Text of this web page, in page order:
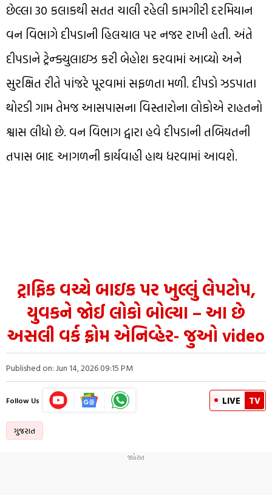
છેલ્લા 30 કલાકથી સતત ચાલી રહેલી કામગીરી દરમિયાન
વન વિભાગે દીપડાની હિલચાલ પર નજર રાખી હતી. અંતે
દીપડાને ટ્રેન્ક્યુલાઇઝ કરી બેહોશ કરવામાં આવ્યો અને
સુરક્ષિત રીતે પાંજરે પૂરવામાં સફળતા મળી. દીપડો ઝડપાતા
થોરડી ગામ તેમજ આસપાસના વિસ્તારોના લોકોએ રાહતનો
શ્વાસ લીધો છે. વન વિભાગ દ્વારા હવે દીપડાની તબિયતની
તપાસ બાદ આગળની કાર્યવાહી હાથ ધરવામાં આવશે.
ટ્રાફિક વચ્ચે બાઇક પર ખુલ્લું લેપટોપ,
યુવકને જોઈ લોકો બોલ્યા – આ છે
અસલી વર્ક ફ્રોમ એનિવ્હેર- જુઓ video
Published on: Jun 14, 2026 09:15 PM
Follow Us LIVE TV
ગુજરાત